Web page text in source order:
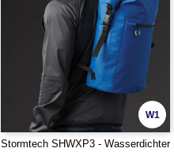
W1
Stormtech SHWXP3 - Wasserdichter